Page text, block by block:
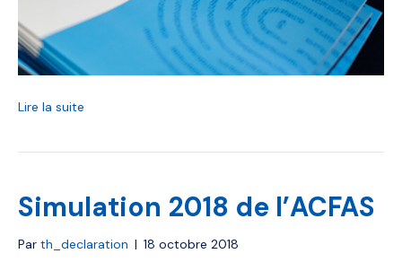
Lire la suite
Simulation 2018 de l’ACFAS
Par th_declaration | 18 octobre 2018